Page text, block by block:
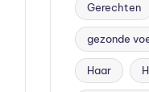
Gerechten
gezonde
Haar